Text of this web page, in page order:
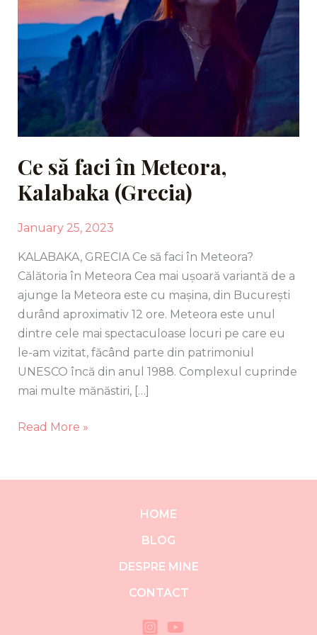
Ce să faci în Meteora,
Kalabaka (Grecia)
January 25, 2023
KALABAKA, GRECIA Ce să faci în Meteora?
Călătoria în Meteora Cea mai ușoară variantă de a
ajunge la Meteora este cu mașina, din București
durând aproximativ 12 ore. Meteora este unul
dintre cele mai spectaculoase locuri pe care eu
le-am vizitat, făcând parte din patrimoniul
UNESCO încă din anul 1988. Complexul cuprinde
mai multe mănăstiri, […]
Read More »
HOME
BLOG
DESPRE MINE
CONTACT